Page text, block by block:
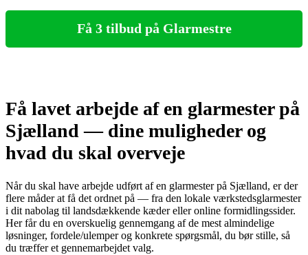
Få 3 tilbud på Glarmestre
Få lavet arbejde af en glarmester på
Sjælland — dine muligheder og
hvad du skal overveje
Når du skal have arbejde udført af en glarmester på Sjælland, er der
flere måder at få det ordnet på — fra den lokale værkstedsglarmester
i dit nabolag til landsdækkende kæder eller online formidlingssider.
Her får du en overskuelig gennemgang af de mest almindelige
løsninger, fordele/ulemper og konkrete spørgsmål, du bør stille, så
du træffer et gennemarbejdet valg.